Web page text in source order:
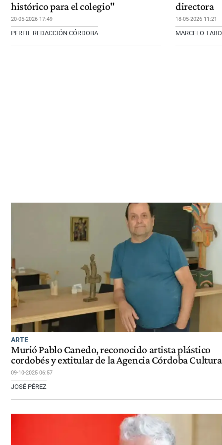
histórico para el colegio"
20-05-2026 17:49
PERFIL REDACCIÓN CÓRDOBA
directora
18-05-2026 11:21
MARCELO
ARTE
Murió Pablo Canedo, reconocido artista plástico
cordobés y extitular de la Agencia Córdoba Cultura
09-10-2025 06:57
JOSÉ PÉREZ